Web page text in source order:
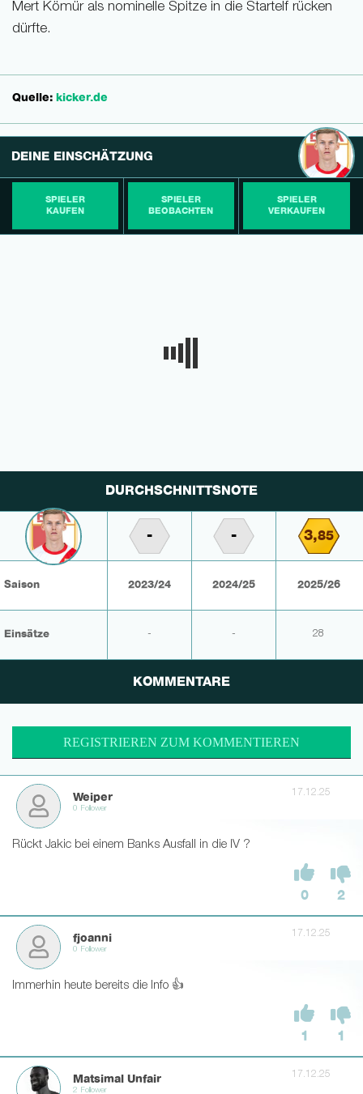
Mert Kömür als nominelle Spitze in die Startelf rücken
dürfte.
Quelle: kicker.de
DEINE EINSCHÄTZUNG
SPIELER
KAUFEN
SPIELER
BEOBACHTEN
SPIELER
VERKAUFEN
DURCHSCHNITTSNOTE
- - 3,85
Saison 2023/24 2024/25 2025/26
Einsätze - - 28
KOMMENTARE
REGISTRIEREN ZUM KOMMENTIEREN
Weiper
0 Follower
17.12.25
Rückt Jakic bei einem Banks Ausfall in die IV ?
0 2
fjoanni
0 Follower
17.12.25
Immerhin heute bereits die Info 👍
1 1
Matsimal Unfair
2 Follower
17.12.25